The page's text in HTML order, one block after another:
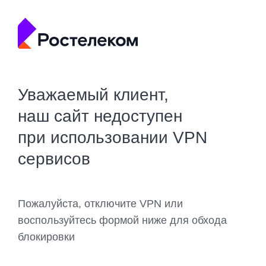
Уважаемый клиент,
наш сайт недоступен
при использовании VPN
сервисов
Пожалуйста, отключите VPN или
воспользуйтесь формой ниже для обхода
блокировки